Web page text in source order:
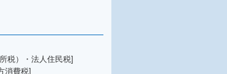
税）・法人住民税]
消費税]